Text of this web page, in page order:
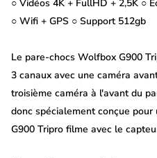
○ Vidéos 4K + FullHD + 2,5K ○
○ Wifi + GPS ○ Support 512gb
Le pare-chocs Wolfbox G900
3 canaux avec une caméra
troisième caméra à l'avant du
donc spécialement conçue
G900 Tripro filme avec le